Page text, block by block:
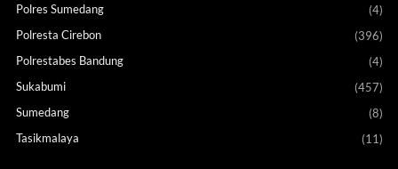
Polres Sumedang
(4)
Polresta Cirebon
(396)
Polrestabes Bandung
(4)
Sukabumi
(457)
Sumedang
(8)
Tasikmalaya
(11)